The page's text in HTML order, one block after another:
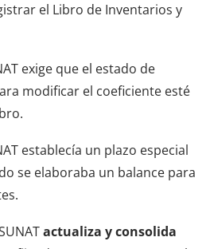
el Libro de Inventarios y
exige que el estado de
modificar el coeficiente esté
establecía un plazo especial
se elaboraba un balance para
actualiza y consolida